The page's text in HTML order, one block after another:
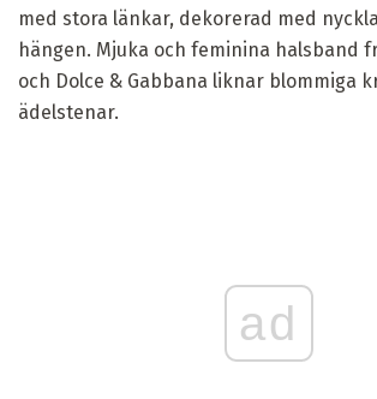
med stora länkar, dekorerad med
hängen. Mjuka och feminina halsband
och Dolce & Gabbana liknar blommiga
ädelstenar.
ad